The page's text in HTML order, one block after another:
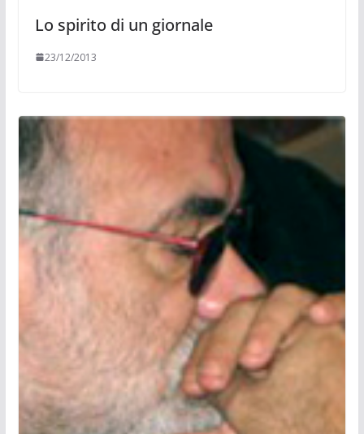
Lo spirito di un giornale
23/12/2013